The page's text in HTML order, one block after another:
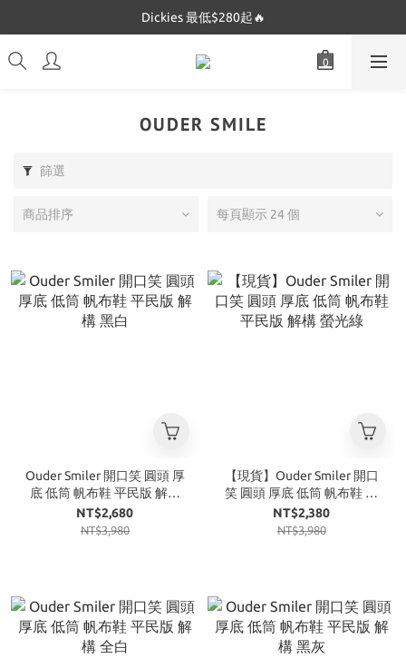
Dickies 最低$280起🔥
Dickies 最低$280起🔥
Mucent 全網最低🔥
OUDER SMILE
篩選
商品排序 每頁顯示 24 個
Ouder Smiler 開口笑 圓頭 厚
底 低筒 帆布鞋 平民版 解構
黑白
NT$2,680
NT$3,980
【現貨】Ouder Smiler 開口
笑 圓頭 厚底 低筒 帆布鞋 平
民版 解構 螢光綠
NT$2,380
NT$3,980